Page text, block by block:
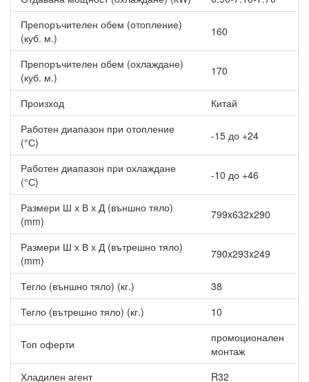
Препоръчителен обем (отопление)
(куб. м.)
160
Препоръчителен обем (охлаждане)
(куб. м.)
170
Произход
Китай
Работен диапазон при отопление
(°С)
-15 до +24
Работен диапазон при охлаждане
(°С)
-10 до +46
Размери Ш х В х Д (външно тяло)
(mm)
799x632x290
Размери Ш х В х Д (вътрешно тяло)
(mm)
790x293x249
Тегло (външно тяло) (кг.)
38
Тегло (вътрешно тяло) (кг.)
10
Топ оферти
промоционален
монтаж
Хладилен агент
R32